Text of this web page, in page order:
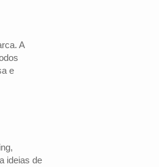
A
e
ideias de